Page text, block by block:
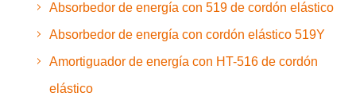
Absorbedor de energía con 519 de cordón elástico
Absorbedor de energía con cordón elástico 519Y
Amortiguador de energía con HT-516 de cordón
elástico